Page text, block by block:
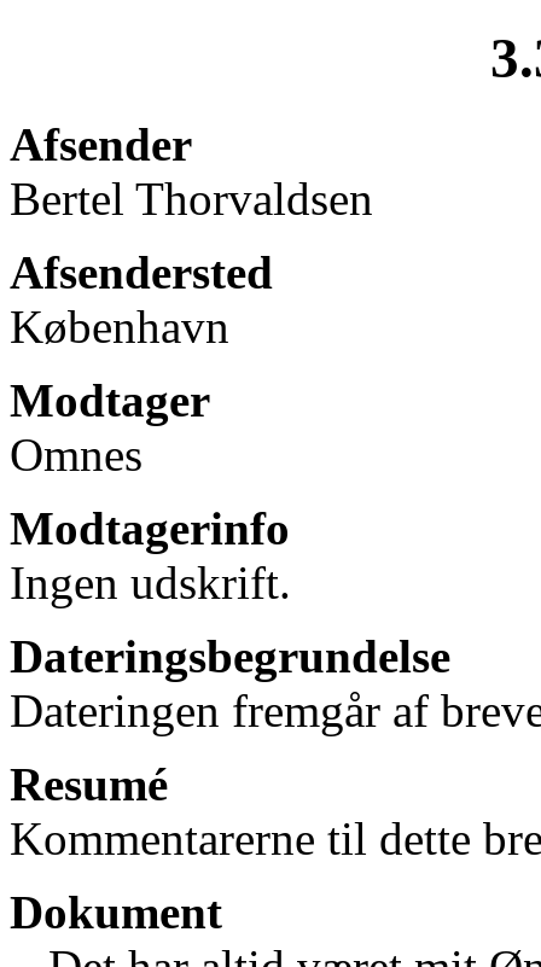
Afsender
Bertel Thorvaldsen
Afsendersted
København
Modtager
Omnes
Modtagerinfo
Ingen udskrift.
Dateringsbegrundelse
Dateringen fremgår af
Resumé
Kommentarerne til dette
Dokument